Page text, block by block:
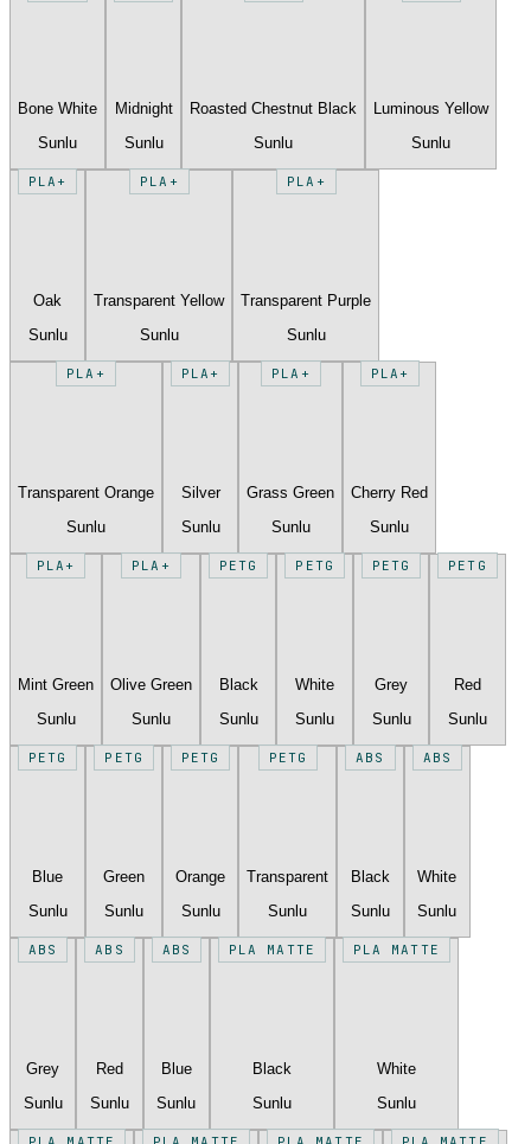
Bone White
Sunlu
Midnight
Sunlu
Roasted Chestnut Black
Sunlu
Luminous Yellow
Sunlu
PLA+
Oak
Sunlu
PLA+
Transparent Yellow
Sunlu
PLA+
Transparent Purple
Sunlu
PLA+
Transparent Orange
Sunlu
PLA+
Silver
Sunlu
PLA+
Grass Green
Sunlu
PLA+
Cherry Red
Sunlu
PLA+
Mint Green
Sunlu
PLA+
Olive Green
Sunlu
PETG
Black
Sunlu
PETG
White
Sunlu
PETG
Grey
Sunlu
PETG
Red
Sunlu
PETG
Blue
Sunlu
PETG
Green
Sunlu
PETG
Orange
Sunlu
PETG
Transparent
Sunlu
ABS
Black
Sunlu
ABS
White
Sunlu
ABS
Grey
Sunlu
ABS
Red
Sunlu
ABS
Blue
Sunlu
PLA MATTE
Black
Sunlu
PLA MATTE
White
Sunlu